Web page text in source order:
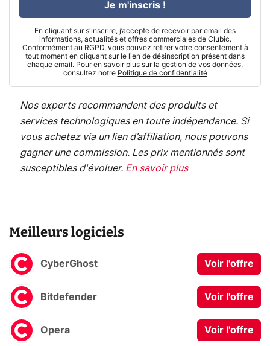
En cliquant sur s'inscrire, j’accepte de recevoir par email des
informations, actualités et offres commerciales de Clubic.
Conformément au RGPD, vous pouvez retirer votre consentement à
tout moment en cliquant sur le lien de désinscription présent dans
chaque email. Pour en savoir plus sur la gestion de vos données,
consultez notre Politique de confidentialité
Je m'inscris !
Nos experts recommandent des produits et
services technologiques en toute indépendance. Si
vous achetez via un lien d’affiliation, nous pouvons
gagner une commission. Les prix mentionnés sont
susceptibles d'évoluer. En savoir plus
Meilleurs logiciels
CyberGhost Voir l'offre
Bitdefender Voir l'offre
Opera Voir l'offre